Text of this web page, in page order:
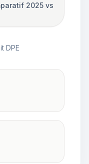
2025 vs
DPE